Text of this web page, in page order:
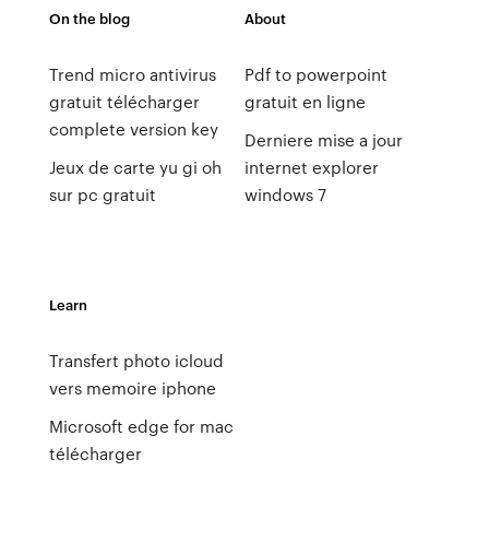
On the blog
Trend micro antivirus
gratuit télécharger
complete version key
Jeux de carte yu gi oh
sur pc gratuit
About
Pdf to powerpoint
gratuit en ligne
Derniere mise a jour
internet explorer
windows 7
Learn
Transfert photo icloud
vers memoire iphone
Microsoft edge for mac
télécharger